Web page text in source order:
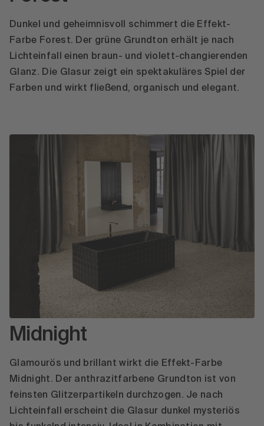
Dunkel und geheimnisvoll schimmert die Effekt-
Farbe Forest. Der grüne Grundton erhält je nach
Lichteinfall einen braun- und violett-changierenden
Glanz. Die Glasur zeigt ein spektakuläres Spiel der
Farben und wirkt fließend, organisch und elegant.
Midnight
Glamourös und brillant wirkt die Effekt-Farbe
Midnight. Der anthrazitfarbene Grundton ist von
feinsten Glitzerpartikeln durchzogen. Je nach
Lichteinfall erscheint die Glasur dunkel mysteriös